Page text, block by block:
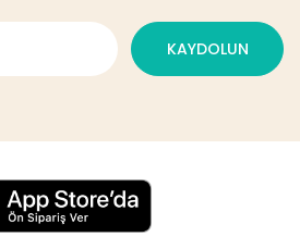
KAYDOLUN